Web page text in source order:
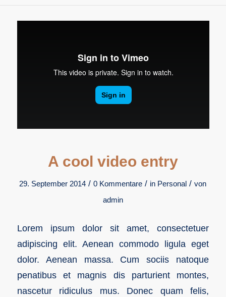
A cool video entry
29. September 2014 / 0 Kommentare / in Personal / von
admin
Lorem ipsum dolor sit amet, consectetuer
adipiscing elit. Aenean commodo ligula eget
dolor. Aenean massa. Cum sociis natoque
penatibus et magnis dis parturient montes,
nascetur ridiculus mus. Donec quam felis,